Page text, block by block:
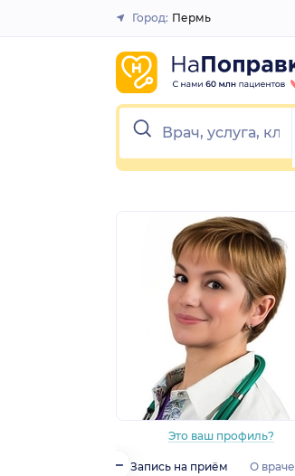
Закрыть
Город: Пермь
Это ваш профиль?
Запись на приём О враче